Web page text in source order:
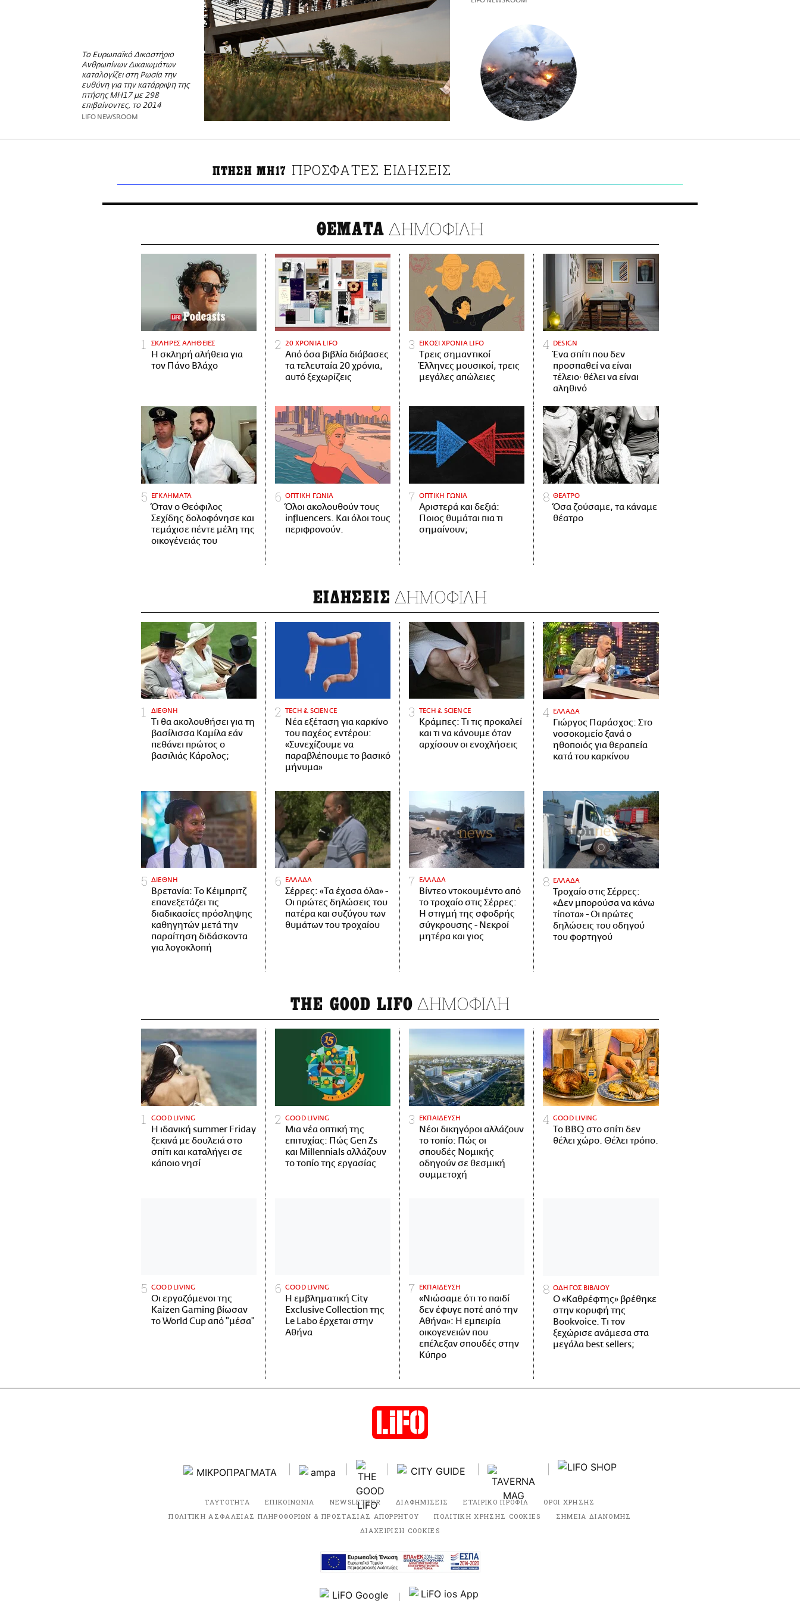
Το Ευρωπαϊκό Δικαστήριο
Ανθρωπίνων Δικαιωμάτων
καταλογίζει στη Ρωσία την
ευθύνη για την κατάρριψη της
πτήσης MH17 με 298
επιβαίνοντες, το 2014
LIFO NEWSROOM
ΠΤΗΣΗ MH17 ΠΡΟΣΦΑΤΕΣ ΕΙΔΗΣΕΙΣ
ΘΕΜΑΤΑ ΔΗΜΟΦΙΛΗ
ΣΚΛΗΡΕΣ ΑΛΗΘΕΙΕΣ
H σκληρή αλήθεια για
τον Πάνο Βλάχο
20 ΧΡΟΝΙΑ LIFO
Από όσα βιβλία διάβασες
τα τελευταία 20 χρόνια,
αυτό ξεχωρίζεις
ΕΙΚΟΣΙ ΧΡΟΝΙΑ LIFO
Tρεις σημαντικοί
Έλληνες μουσικοί, τρεις
μεγάλες απώλειες
DESIGN
Ένα σπίτι που δεν
προσπαθεί να είναι
τέλειο· θέλει να είναι
αληθινό
ΕΓΚΛΗΜΑΤΑ
Όταν ο Θεόφιλος
Σεχίδης δολοφόνησε και
τεμάχισε πέντε μέλη της
οικογένειάς του
ΟΠΤΙΚΗ ΓΩΝΙΑ
Όλοι ακολουθούν τους
influencers. Και όλοι τους
περιφρονούν.
ΟΠΤΙΚΗ ΓΩΝΙΑ
Αριστερά και δεξιά:
Ποιος θυμάται πια τι
σημαίνουν;
ΘΕΑΤΡΟ
Όσα ζούσαμε, τα κάναμε
θέατρο
ΕΙΔΗΣΕΙΣ ΔΗΜΟΦΙΛΗ
ΔΙΕΘΝΗ
Τι θα ακολουθήσει για τη
βασίλισσα Καμίλα εάν
πεθάνει πρώτος ο
βασιλιάς Κάρολος;
ΤECH & SCIENCE
Νέα εξέταση για καρκίνο
του παχέος εντέρου:
«Συνεχίζουμε να
παραβλέπουμε το βασικό
μήνυμα»
ΤECH & SCIENCE
Κράμπες: Τι τις προκαλεί
και τι να κάνουμε όταν
αρχίσουν οι ενοχλήσεις
ΕΛΛΑΔΑ
Γιώργος Παράσχος: Στο
νοσοκομείο ξανά ο
ηθοποιός για θεραπεία
κατά του καρκίνου
ΔΙΕΘΝΗ
Βρετανία: Το Κέιμπριτζ
επανεξετάζει τις
διαδικασίες πρόσληψης
καθηγητών μετά την
παραίτηση διδάσκοντα
για λογοκλοπή
ΕΛΛΑΔΑ
Σέρρες: «Τα έχασα όλα» -
Οι πρώτες δηλώσεις του
πατέρα και συζύγου των
θυμάτων του τροχαίου
ΕΛΛΑΔΑ
Βίντεο ντοκουμέντο από
το τροχαίο στις Σέρρες:
Η στιγμή της σφοδρής
σύγκρουσης - Νεκροί
μητέρα και γιος
ΕΛΛΑΔΑ
Τροχαίο στις Σέρρες:
«Δεν μπορούσα να κάνω
τίποτα» - Οι πρώτες
δηλώσεις του οδηγού
του φορτηγού
THE GOOD LIFO ΔΗΜΟΦΙΛΗ
GOOD LIVING
Η ιδανική summer Friday
ξεκινά με δουλειά στο
σπίτι και καταλήγει σε
κάποιο νησί
GOOD LIVING
Μια νέα οπτική της
επιτυχίας: Πώς Gen Zs
και Millennials αλλάζουν
το τοπίο της εργασίας
ΕΚΠΑΙΔΕΥΣΗ
Νέοι δικηγόροι αλλάζουν
το τοπίο: Πώς οι
σπουδές Νομικής
οδηγούν σε θεσμική
συμμετοχή
GOOD LIVING
Το BBQ στο σπίτι δεν
θέλει χώρο. Θέλει τρόπο.
GOOD LIVING
Οι εργαζόμενοι της
Kaizen Gaming βίωσαν
το World Cup από "μέσα"
GOOD LIVING
Η εμβληματική City
Exclusive Collection της
Le Labo έρχεται στην
Αθήνα
ΕΚΠΑΙΔΕΥΣΗ
«Νιώσαμε ότι το παιδί
δεν έφυγε ποτέ από την
Αθήνα»: Η εμπειρία
οικογενειών που
επέλεξαν σπουδές στην
Κύπρο
ΟΔΗΓΟΣ ΒΙΒΛΙΟΥ
Ο «Καθρέφτης» βρέθηκε
στην κορυφή της
Bookvoice. Τι τον
ξεχώρισε ανάμεσα στα
μεγάλα best sellers;
ΤΑΥΤΟΤΗΤΑ ΕΠΙΚΟΙΝΩΝΙΑ NEWSLETTER ΔΙΑΦΗΜΙΣΕΙΣ ΕΤΑΙΡΙΚΟ ΠΡΟΦΙΛ
ΟΡΟΙ ΧΡΗΣΗΣ
ΠΟΛΙΤΙΚΗ ΑΣΦΑΛΕΙΑΣ ΠΛΗΡΟΦΟΡΙΩΝ & ΠΡΟΣΤΑΣΙΑΣ ΑΠΟΡΡΗΤΟΥ
ΠΟΛΙΤΙΚΗ ΧΡΗΣΗΣ COOKIES
ΣΗΜΕΙΑ ΔΙΑΝΟΜΗΣ
ΔΙΑΧΕΙΡΙΣΗ COOKIES